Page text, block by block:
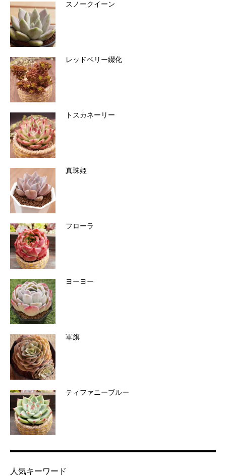
スノークイーン
レッドベリー綴化
トスカネーリー
真珠姫
フローラ
ヨーヨー
軍旗
ティファニーブルー
人気キーワード